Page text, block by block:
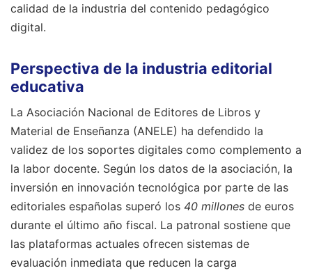
calidad de la industria del contenido pedagógico
digital.
Perspectiva de la industria editorial
educativa
La Asociación Nacional de Editores de Libros y
Material de Enseñanza (ANELE) ha defendido la
validez de los soportes digitales como complemento a
la labor docente. Según los datos de la asociación, la
inversión en innovación tecnológica por parte de las
editoriales españolas superó los 40 millones de euros
durante el último año fiscal. La patronal sostiene que
las plataformas actuales ofrecen sistemas de
evaluación inmediata que reducen la carga